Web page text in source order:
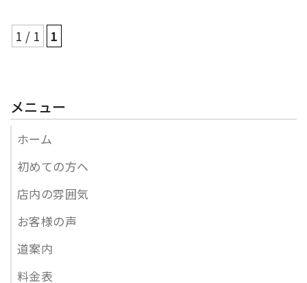
1 / 1 1
メニュー
ホーム
初めての方へ
店内の雰囲気
お客様の声
道案内
料金表